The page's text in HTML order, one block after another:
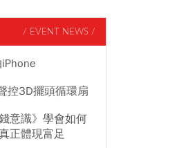
/ EVENT NEWS /
控3D擺頭循環扇
意識》學會如何
正體現富足